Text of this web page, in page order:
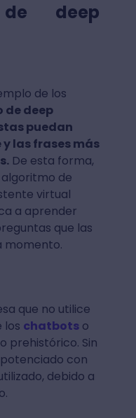
deep
de los
de deep
puedan
las frases más
De esta forma,
algoritmo de
virtual
a aprender
que las
momento.
que no utilice
los chatbotso
prehistórico. Sin
con
debido a